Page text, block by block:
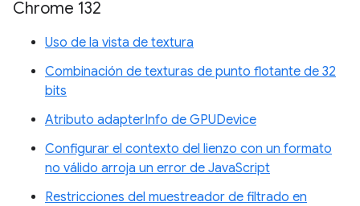
Chrome 132
Uso de la vista de textura
Combinación de texturas de punto flotante de 32
bits
Atributo adapterInfo de GPUDevice
Configurar el contexto del lienzo con un formato
no válido arroja un error de JavaScript
Restricciones del muestreador de filtrado en